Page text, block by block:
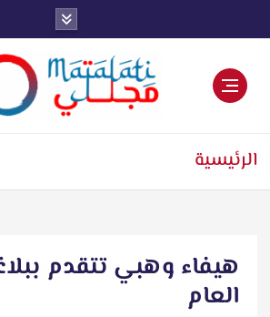
ل
الرئيسية
هيفاء وهبي تتقدم
العام